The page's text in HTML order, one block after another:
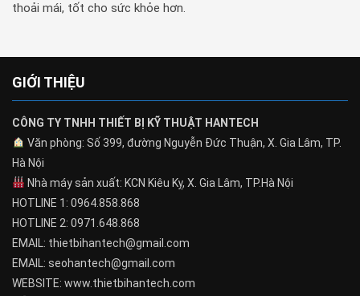
thoải mái, tốt cho sức khỏe hơn.
GIỚI THIỆU
CÔNG TY TNHH THIẾT BỊ KỸ THUẬT HANTECH
Văn phòng: Số 399, đường Nguyễn Đức Thuận, X. Gia Lâm, TP.
Hà Nội
Nhà máy sản xuất: KCN Kiêu Kỵ, X. Gia Lâm, TP.Hà Nội
HOTLINE 1: 0964.858.868
HOTLINE 2: 0971.648.868
EMAIL: thietbihantech@gmail.com
EMAIL: seohantech@gmail.com
WEBSITE: www.thietbihantech.com